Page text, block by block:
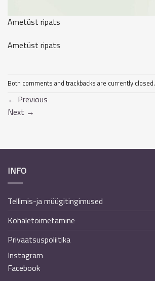
Ametüst ripats
Ametüst ripats
Both comments and trackbacks are currently closed.
← Previous
Next →
INFO
Tellimis-ja müügitingimused
Kohaletoimetamine
Privaatsuspoliitika
Instagram
Facebook